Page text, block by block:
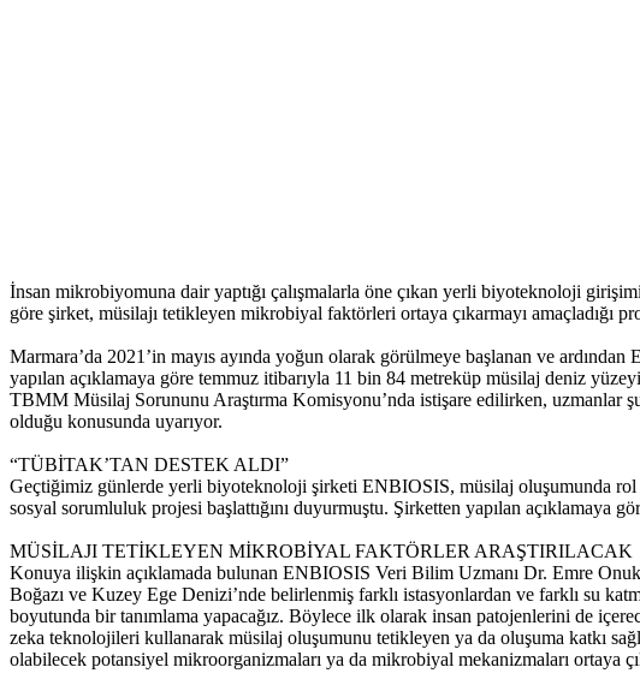
İnsan mikrobiyomuna dair yaptığı çalışmalarla öne çıkan yerli biyoteknoloji
göre şirket, müsilajı tetikleyen mikrobiyal faktörleri ortaya çıkarmayı amaçladığı
Marmara’da 2021’in mayıs ayında yoğun olarak görülmeye başlanan ve
yapılan açıklamaya göre temmuz itibarıyla 11 bin 84 metreküp müsilaj deniz
TBMM Müsilaj Sorununu Araştırma Komisyonu’nda istişare edilirken, uzmanlar
olduğu konusunda uyarıyor.
“TÜBİTAK’TAN DESTEK ALDI”
Geçtiğimiz günlerde yerli biyoteknoloji şirketi ENBIOSIS, müsilaj oluşumunda rol
sosyal sorumluluk projesi başlattığını duyurmuştu. Şirketten yapılan açıklamaya
MÜSİLAJI TETİKLEYEN MİKROBİYAL FAKTÖRLER ARAŞTIRILACAK
Konuya ilişkin açıklamada bulunan ENBIOSIS Veri Bilim Uzmanı Dr. Emre
Boğazı ve Kuzey Ege Denizi’nde belirlenmiş farklı istasyonlardan ve farklı su
boyutunda bir tanımlama yapacağız. Böylece ilk olarak insan patojenlerini de
zeka teknolojileri kullanarak müsilaj oluşumunu tetikleyen ya da oluşuma katkı
olabilecek potansiyel mikroorganizmaları ya da mikrobiyal mekanizmaları ortaya